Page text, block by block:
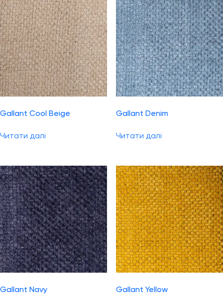
Gallant Cool Beige
Читати далі
Gallant Denim
Читати далі
Gallant Navy Gallant Yellow